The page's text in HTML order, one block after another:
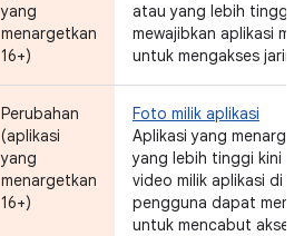
yang
menargetkan
16+)
atau yang lebih tinggi,
mewajibkan aplikasi
untuk mengakses
Perubahan
(aplikasi
yang
menargetkan
16+)
Foto milik aplikasi
Aplikasi yang
yang lebih tinggi kini
video milik aplikasi di
pengguna dapat
untuk mencabut akses